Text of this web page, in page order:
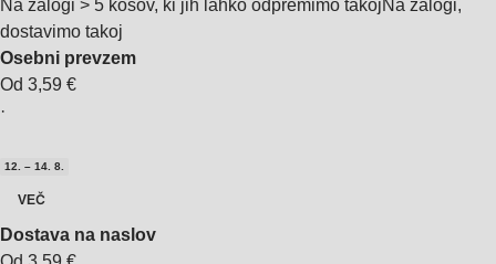
Na zalogi > 5 kosov, ki jih lahko odpremimo takojNa zalogi,
dostavimo takoj
Osebni prevzem
Od 3,59 €
·
12. – 14. 8.
VEČ
Dostava na naslov